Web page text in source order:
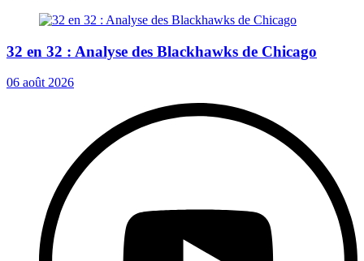
32 en 32 : Analyse des Blackhawks de Chicago
06 août 2026